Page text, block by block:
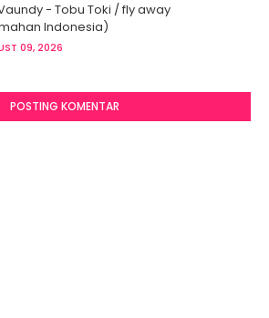
- Tobu Toki / fly away
Indonesia)
09, 2026
POSTING KOMENTAR